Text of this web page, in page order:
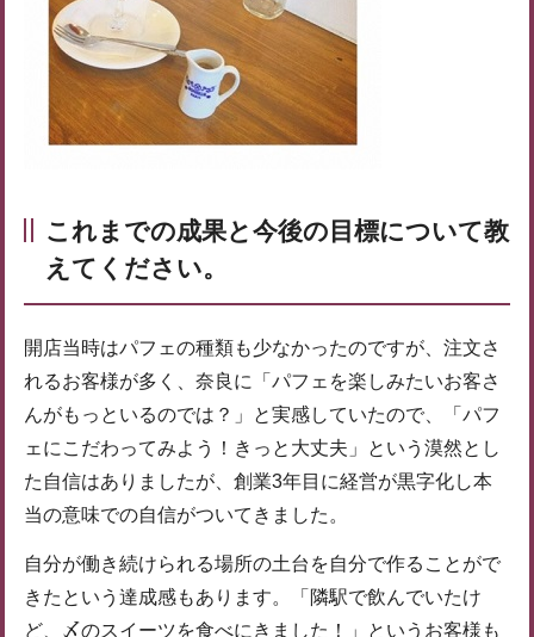
これまでの成果と今後の目標について教
えてください。
開店当時はパフェの種類も少なかったのですが、注文さ
れるお客様が多く、奈良に「パフェを楽しみたいお客さ
んがもっといるのでは？」と実感していたので、「パフ
ェにこだわってみよう！きっと大丈夫」という漠然とし
た自信はありましたが、創業3年目に経営が黒字化し本
当の意味での自信がついてきました。
自分が働き続けられる場所の土台を自分で作ることがで
きたという達成感もあります。「隣駅で飲んでいたけ
ど、〆のスイーツを食べにきました！」というお客様も